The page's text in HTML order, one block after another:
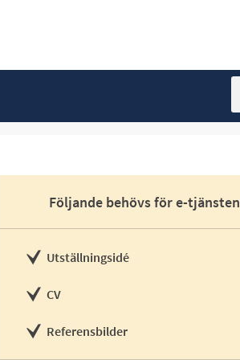
Följande behövs för e-tjänsten
Utställningsidé
CV
Referensbilder